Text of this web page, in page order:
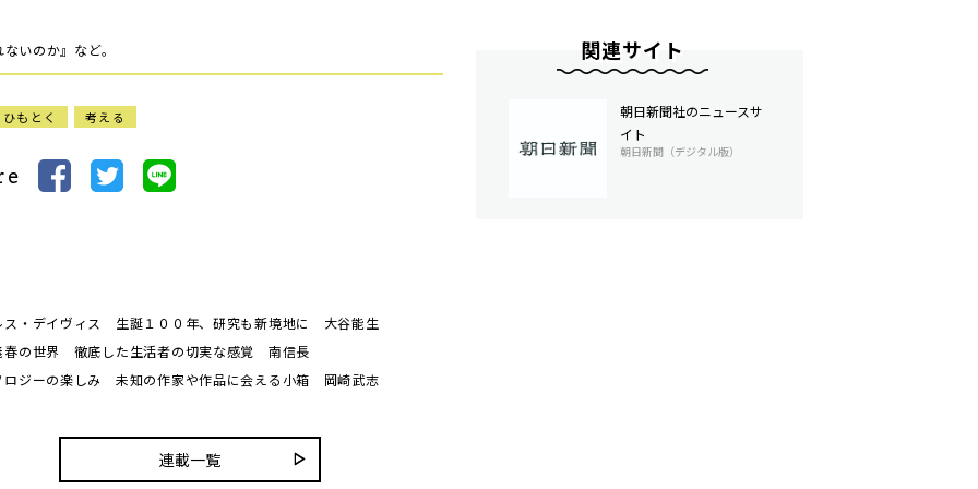
いのか』など。
ひもとく 考える
ス・デイヴィス 生誕１００年、研究も新境地に 大谷能生
春の世界 徹底した生活者の切実な感覚 南信長
ロジーの楽しみ 未知の作家や作品に会える小箱 岡崎武志
連載一覧
関連サイト
朝日新聞社のニュースサ
イト
朝日新聞（デジタル版）